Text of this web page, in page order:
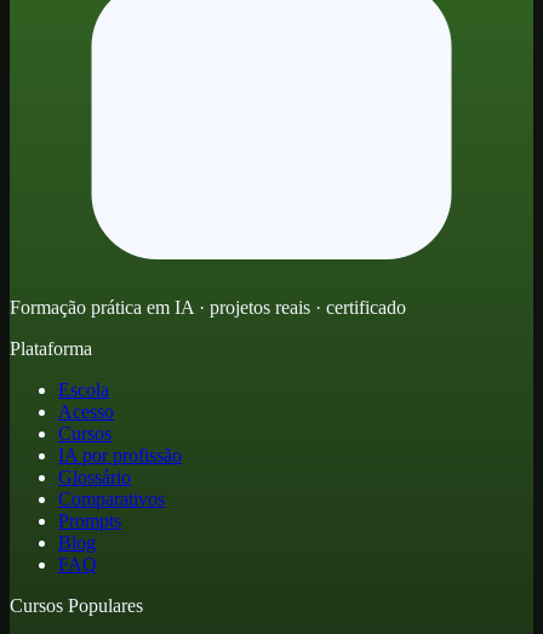
Formação prática em IA · projetos reais · certificado
Plataforma
Escola
Acesso
Cursos
IA por profissão
Glossário
Comparativos
Prompts
Blog
FAQ
Cursos Populares